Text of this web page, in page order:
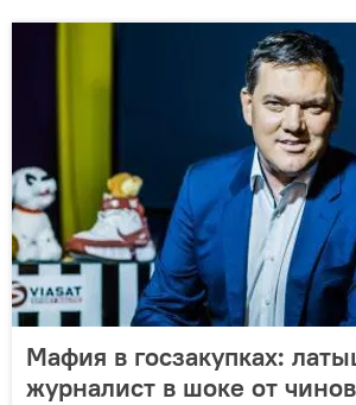
Мафия в госзакупках:
журналист в шоке от